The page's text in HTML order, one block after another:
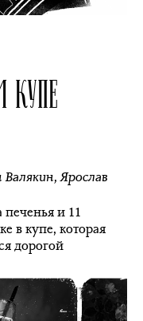
,Ярослав
и 11
в купе, которая
дорогой